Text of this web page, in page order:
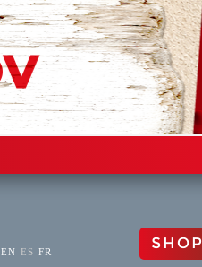
EN ES FR SHOP